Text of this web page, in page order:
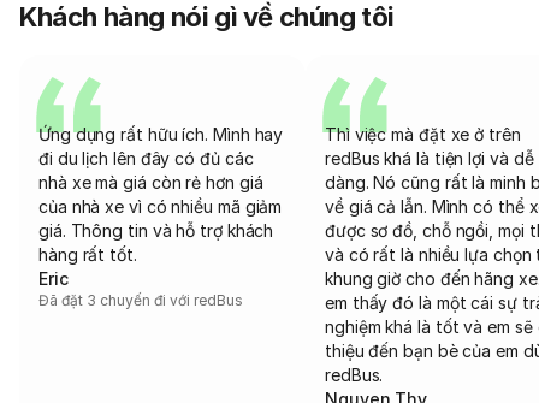
Khách hàng nói gì về chúng tôi
Ứng dụng rất hữu ích. Mình hay
đi du lịch lên đây có đủ các
nhà xe mà giá còn rẻ hơn giá
của nhà xe vì có nhiều mã giảm
giá. Thông tin và hỗ trợ khách
hàng rất tốt.
Eric
Đã đặt 3 chuyến đi với redBus
Thì việc mà đặt xe ở trên
redBus khá là tiện lợi và dễ
dàng. Nó cũng rất là minh
về giá cả lẫn. Mình có thể
được sơ đồ, chỗ ngồi, mọi
và có rất là nhiều lựa chọn
khung giờ cho đến hãng
em thấy đó là một cái sự
nghiệm khá là tốt và em sẽ
thiệu đến bạn bè của em
redBus.
Nguyen Thy